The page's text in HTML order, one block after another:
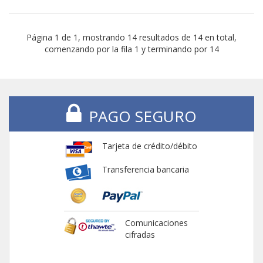
Página 1 de 1, mostrando 14 resultados de 14 en total,
comenzando por la fila 1 y terminando por 14
PAGO SEGURO
Tarjeta de crédito/débito
Transferencia bancaria
Comunicaciones
cifradas